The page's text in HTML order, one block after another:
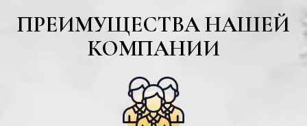
ПРЕИМУЩЕСТВА НАШЕЙ
КОМПАНИИ